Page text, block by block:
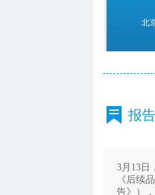
北
报
3月13日
《后续
告》）